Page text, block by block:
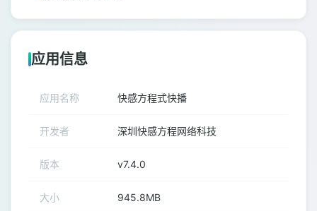
应用信息
应用名称 快感方程式快播
开发者 深圳快感方程网络科技
版本 v7.4.0
大小 945.8MB